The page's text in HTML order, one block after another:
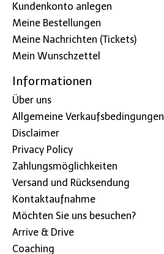
Kundenkonto anlegen
Meine Bestellungen
Meine Nachrichten (Tickets)
Mein Wunschzettel
Informationen
Über uns
Allgemeine Verkaufsbedingungen
Disclaimer
Privacy Policy
Zahlungsmöglichkeiten
Versand und Rücksendung
Kontaktaufnahme
Möchten Sie uns besuchen?
Arrive & Drive
Coaching